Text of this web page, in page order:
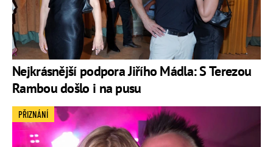
Nejkrásnější podpora Jiřího Mádla: S Terezou
Rambou došlo i na pusu
PŘIZNÁNÍ